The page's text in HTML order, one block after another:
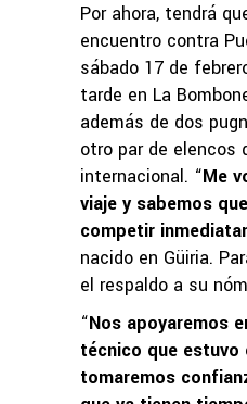
Por ahora, tendrá
encuentro contra
sábado 17 de
tarde en La
además de dos
otro par de elencos
internacional. “Me
viaje y sabemos
competir
nacido en Güiria.
el respaldo a su
“Nos apoyaremos
técnico que estuvo
tomaremos